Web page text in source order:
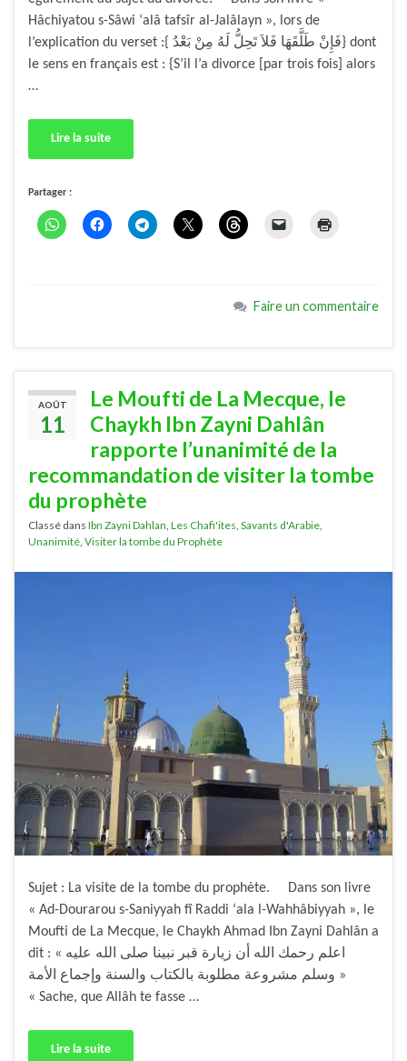
Hâchiyatou s-Sâwi ‘alâ tafsîr al-Jalâlayn », lors de
l’explication du verset :{ فَإِنْ طَلَّقَهَا فَلاَ تَحِلُّ لَهُ مِنْ بَعْدُ} dont
le sens en français est : {S’il l’a divorce [par trois fois] alors
…
Lire la suite
Partager :
Faire un commentaire
AOÛT
11
Le Moufti de La Mecque, le
Chaykh Ibn Zayni Dahlân
rapporte l’unanimité de la
recommandation de visiter la tombe
du prophète
Classé dans Ibn Zayni Dahlan Les Chafi'ites Savants d'Arabie
Unanimité Visiter la tombe du Prophète
Sujet : La visite de la tombe du prophète. Dans son livre
« Ad-Dourarou s-Saniyyah fî Raddi ‘ala l-Wahhâbiyyah », le
Moufti de La Mecque, le Chaykh Ahmad Ibn Zayni Dahlân a
dit : « اعلم رحمك الله أن زيارة قبر نبينا صلى الله عليه
وسلم مشروعة مطلوبة بالكتاب والسنة وإجماع الأمة »
« Sache, que Allâh te fasse …
Lire la suite